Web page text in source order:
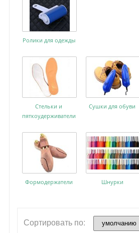
Ролики для одежды
Стельки и
пяткоудерживатели
Сушки для обуви
Формодержатели Шнурки
Сортировать по: